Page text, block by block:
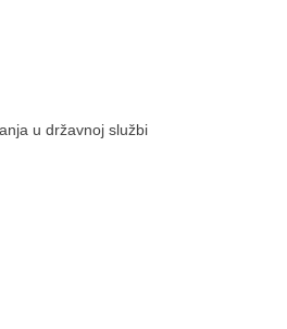
u državnoj službi